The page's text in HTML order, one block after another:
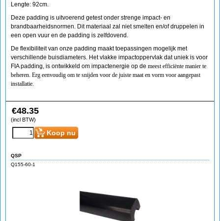
Lengte: 92cm.
Deze padding is uitvoerend getest onder strenge impact- en
brandbaarheidsnormen. Dit materiaal zal niet smelten en/of druppelen in
een open vuur en de padding is zelfdovend.
De flexibiliteit van onze padding maakt toepassingen mogelijk met
verschillende buisdiameters. Het vlakke impactoppervlak dat uniek is voor
FIA padding, is ontwikkeld om impactenergie op de meest efficiënte manier te
beheren. Erg eenvoudig om te snijden voor de juiste maat en vorm voor aangepast
installatie.
€48.35
(incl BTW)
Koop nu
QSP
Q155-60-1